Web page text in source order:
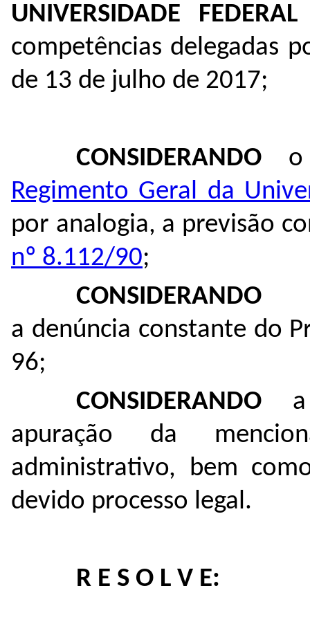
UNIVERSIDADE
competências delegadas
de 13 de julho de 2017;
CONSIDERANDO o
Regimento Geral da
por analogia, a previsão
nº 8.112/90;
CONSIDERANDO
a denúncia constante do
96;
CONSIDERANDO a
apuração da
administrativo, bem
devido processo legal.
R E S O L V E: